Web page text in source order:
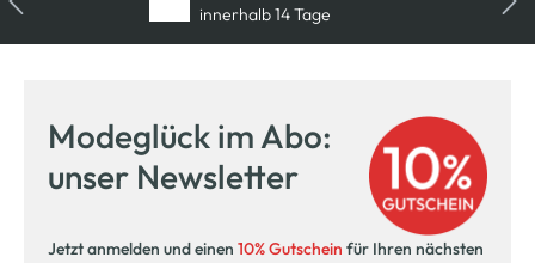
innerhalb 14 Tage
Modeglück im Abo:
unser Newsletter
Jetzt anmelden und einen 10% Gutschein für Ihren nächsten